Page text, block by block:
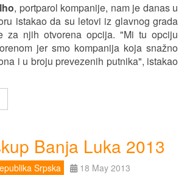
, portparol kompanije, nam je danas u
istakao da su letovi iz glavnog grada
za njih otvorena opcija. "Mi tu opciju
jer smo kompanija koja snažno
i u broju prevezenih putnika", istakao
Banja Luka 2013
Srpska
18 May 2013